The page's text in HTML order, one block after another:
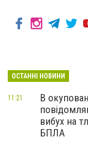
ОСТАННІ НОВИНИ
В
вибух на
БПЛА
11:21